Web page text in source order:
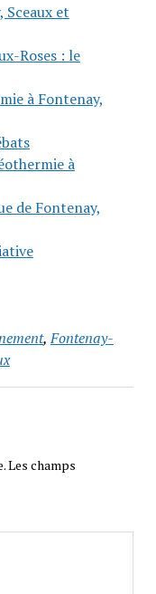
Sceaux et
Roses : le
à Fontenay,
à
de Fontenay,
,Fontenay-
Les champs